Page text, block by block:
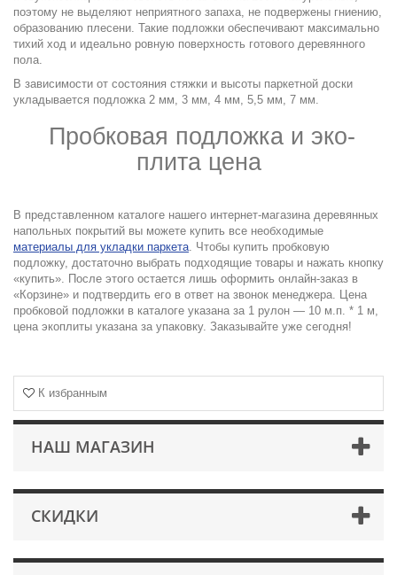
К избранным
НАШ МАГАЗИН
СКИДКИ
поэтому не выделяют неприятного запаха, не подвержены гниению,
образованию плесени. Такие подложки обеспечивают максимально
тихий ход и идеально ровную поверхность готового деревянного
пола.
В зависимости от состояния стяжки и высоты паркетной доски
укладывается подложка 2 мм, 3 мм, 4 мм, 5,5 мм, 7 мм.
Пробковая подложка и эко-
плита цена
В представленном каталоге нашего интернет-магазина деревянных
напольных покрытий вы можете купить все необходимые
материалы для укладки паркета. Чтобы купить пробковую
подложку, достаточно выбрать подходящие товары и нажать кнопку
«купить». После этого остается лишь оформить онлайн-заказ в
«Корзине» и подтвердить его в ответ на звонок менеджера. Цена
пробковой подложки в каталоге указана за 1 рулон — 10 м.п. * 1 м,
цена экоплиты указана за упаковку. Заказывайте уже сегодня!